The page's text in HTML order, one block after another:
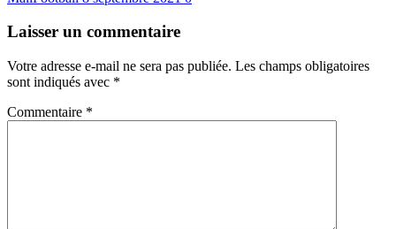
Laisser un commentaire
Votre adresse e-mail ne sera pas publiée. Les champs obligatoires
sont indiqués avec *
Commentaire *